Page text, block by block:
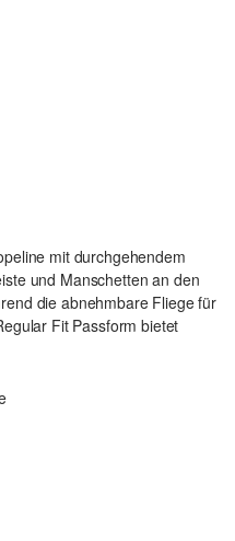
mit durchgehendem
und Manschetten an den
die abnehmbare Fliege für
Fit Passform bietet